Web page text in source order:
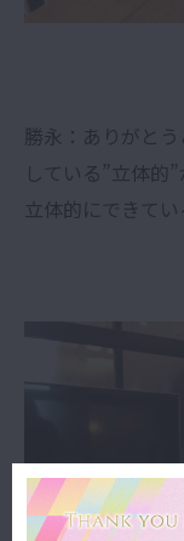
勝永：ありがと
している”立体的
立体的にできてい